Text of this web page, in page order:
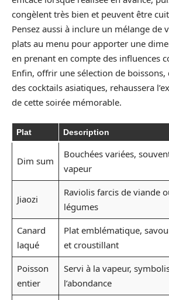
congèlent très bien et peuvent être
Pensez aussi à inclure un mélange de
plats au menu pour apporter une
en prenant en compte des influences
Enfin, offrir une sélection de
des cocktails asiatiques, rehaussera
de cette soirée mémorable.
Plat Description
Dim sum
Bouchées variées,
vapeur
Jiaozi
Raviolis farcis de viande
légumes
Canard
laqué
Plat emblématique,
et croustillant
Poisson
entier
Servi à la vapeur,
l’abondance